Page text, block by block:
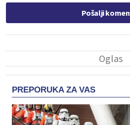
Pošalji
PREPORUKA ZA VAS